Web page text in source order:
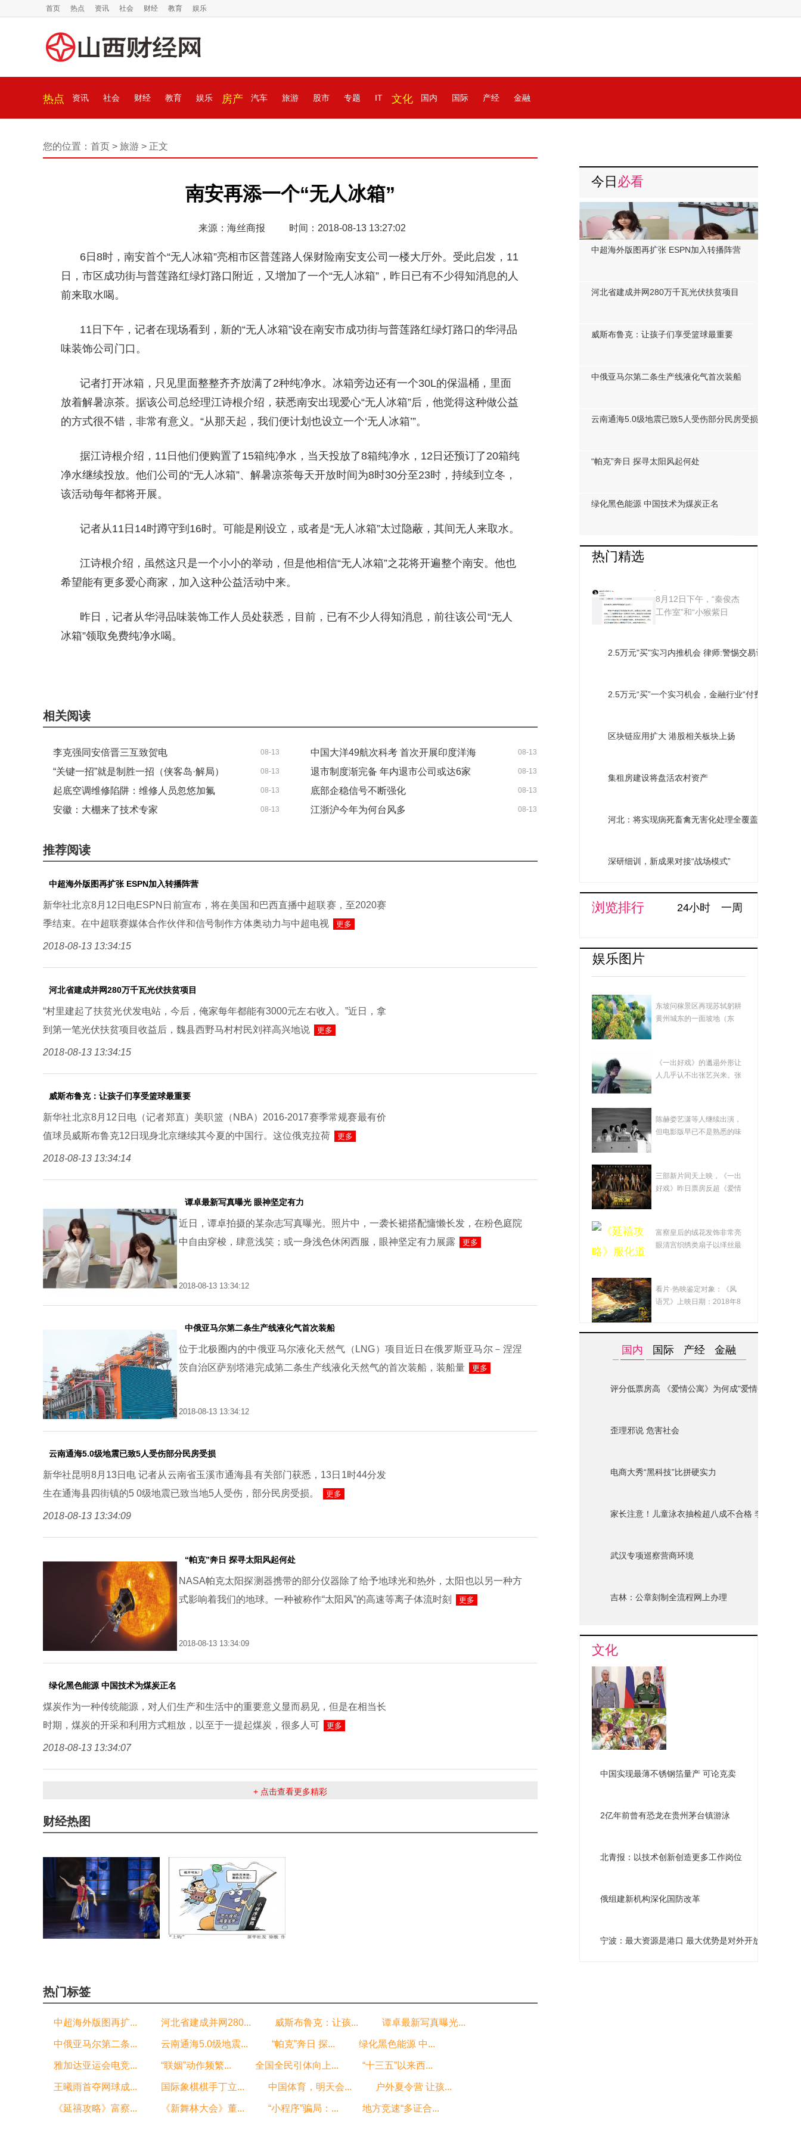
首页 热点 资讯 社会 财经 教育 娱乐
热点 资讯 社会 财经 教育 娱乐 房产 汽车 旅游 股市 专题 IT 文化 国内 国际 产经 金融
您的位置： 首页 > 旅游 > 正文
南安再添一个“无人冰箱”
来源：海丝商报 时间：2018-08-13 13:27:02
6日8时，南安首个“无人冰箱”亮相市区普莲路人保财险南安支公司一楼大厅外。受此启发，11
日，市区成功街与普莲路红绿灯路口附近，又增加了一个“无人冰箱”，昨日已有不少得知消息的人
前来取水喝。
11日下午，记者在现场看到，新的“无人冰箱”设在南安市成功街与普莲路红绿灯路口的华浔品
味装饰公司门口。
记者打开冰箱，只见里面整整齐齐放满了2种纯净水。冰箱旁边还有一个30L的保温桶，里面
放着解暑凉茶。据该公司总经理江诗根介绍，获悉南安出现爱心“无人冰箱”后，他觉得这种做公益
的方式很不错，非常有意义。“从那天起，我们便计划也设立一个‘无人冰箱’”。
据江诗根介绍，11日他们便购置了15箱纯净水，当天投放了8箱纯净水，12日还预订了20箱纯
净水继续投放。他们公司的“无人冰箱”、解暑凉茶每天开放时间为8时30分至23时，持续到立冬，
该活动每年都将开展。
记者从11日14时蹲守到16时。可能是刚设立，或者是“无人冰箱”太过隐蔽，其间无人来取水。
江诗根介绍，虽然这只是一个小小的举动，但是他相信“无人冰箱”之花将开遍整个南安。他也
希望能有更多爱心商家，加入这种公益活动中来。
昨日，记者从华浔品味装饰工作人员处获悉，目前，已有不少人得知消息，前往该公司“无人
冰箱”领取免费纯净水喝。
相关阅读
李克强同安倍晋三互致贺电 08-13
中国大洋49航次科考 首次开展印度洋海
域微塑料调查
08-13
“关键一招”就是制胜一招（侠客岛·解局） 08-13 退市制度渐完备 年内退市公司或达6家 08-13
起底空调维修陷阱：维修人员忽悠加氟
可能在骗钱
08-13 底部企稳信号不断强化 08-13
安徽：大棚来了技术专家 08-13 江浙沪今年为何台风多 08-13
推荐阅读
中超海外版图再扩张 ESPN加入转播阵营
新华社北京8月12日电ESPN日前宣布，将在美国和巴西直播中超联赛，至2020赛
季结束。在中超联赛媒体合作伙伴和信号制作方体奥动力与中超电视
更多
2018-08-13 13:34:15
河北省建成并网280万千瓦光伏扶贫项目
“村里建起了扶贫光伏发电站，今后，俺家每年都能有3000元左右收入。”近日，拿
到第一笔光伏扶贫项目收益后，魏县西野马村村民刘祥高兴地说
更多
2018-08-13 13:34:15
威斯布鲁克：让孩子们享受篮球最重要
新华社北京8月12日电（记者郑直）美职篮（NBA）2016-2017赛季常规赛最有价
值球员威斯布鲁克12日现身北京继续其今夏的中国行。这位俄克拉荷
更多
2018-08-13 13:34:14
谭卓最新写真曝光 眼神坚定有力
近日，谭卓拍摄的某杂志写真曝光。照片中，一袭长裙搭配慵懒长发，在粉色庭院
中自由穿梭，肆意浅笑；或一身浅色休闲西服，眼神坚定有力展露
更多
2018-08-13 13:34:12
中俄亚马尔第二条生产线液化气首次装船
位于北极圈内的中俄亚马尔液化天然气（LNG）项目近日在俄罗斯亚马尔－涅涅
茨自治区萨别塔港完成第二条生产线液化天然气的首次装船，装船量
更多
2018-08-13 13:34:12
云南通海5.0级地震已致5人受伤部分民房受损
新华社昆明8月13日电 记者从云南省玉溪市通海县有关部门获悉，13日1时44分发
生在通海县四街镇的5 0级地震已致当地5人受伤，部分民房受损。
更多
2018-08-13 13:34:09
“帕克”奔日 探寻太阳风起何处
NASA帕克太阳探测器携带的部分仪器除了给予地球光和热外，太阳也以另一种方
式影响着我们的地球。一种被称作“太阳风”的高速等离子体流时刻
更多
2018-08-13 13:34:09
绿化黑色能源 中国技术为煤炭正名
煤炭作为一种传统能源，对人们生产和生活中的重要意义显而易见，但是在相当长
时期，煤炭的开采和利用方式粗放，以至于一提起煤炭，很多人可
更多
2018-08-13 13:34:07
+ 点击查看更多精彩
财经热图
热门标签
中超海外版图再扩... 河北省建成并网280... 威斯布鲁克：让孩... 谭卓最新写真曝光...
中俄亚马尔第二条... 云南通海5.0级地震... “帕克”奔日 探... 绿化黑色能源 中...
雅加达亚运会电竞... “联姻”动作频繁... 全国全民引体向上... “十三五”以来西...
王曦雨首夺网球成... 国际象棋棋手丁立... 中国体育，明天会... 户外夏令营 让孩...
《延禧攻略》富察... 《新舞林大会》董... “小程序”骗局：... 地方竞速“多证合...
今日 必看
中超海外版图再扩张 ESPN加入转播阵营
河北省建成并网280万千瓦光伏扶贫项目
威斯布鲁克：让孩子们享受篮球最重要
中俄亚马尔第二条生产线液化气首次装船
云南通海5.0级地震已致5人受伤部分民房受损
“帕克”奔日 探寻太阳风起何处
绿化黑色能源 中国技术为煤炭正名
热门精选
回事？ 秦俊杰杨紫分
8月12日下午，“秦俊杰
工作室”和“小猴紫日
2.5万元"买"实习内推机会 律师:警惕交易诈骗
2.5万元“买”一个实习机会，金融行业“付费内推”疑点
区块链应用扩大 港股相关板块上扬
集租房建设将盘活农村资产
河北：将实现病死畜禽无害化处理全覆盖
深研细训，新成果对接“战场模式”
浏览排行 24小时 一周
娱乐图片
想曲
东坡问稼景区再现苏轼躬耕
黄州城东的一面坡地（东
教下 张艺兴奉献了"一
《一出好戏》的邋遢外形让
人几乎认不出张艺兴来。张
成"欺诈片" 凭口碑赚钱
陈赫娄艺潇等人继续出演，
但电影版早已不是熟悉的味
公寓" 观众批"挂羊头卖
三部新片同天上映，《一出
好戏》昨日票房反超《爱情
的"秘密" 透过热播剧感
富察皇后的绒花发饰非常亮
眼清宫织绣类扇子以缂丝最
瑜互见 值得鼓励
看片·热映鉴定对象：《风
语咒》上映日期：2018年8
国内 国际 产经 金融
评分低票房高 《爱情公寓》为何成"爱情公墓"？
歪理邪说 危害社会
电商大秀“黑科技”比拼硬实力
家长注意！儿童泳衣抽检超八成不合格 李宁迪士尼
武汉专项巡察营商环境
吉林：公章刻制全流程网上办理
文化
俄组建新机构深化国防改革
中国实现最薄不锈钢箔量产 可论克卖
2亿年前曾有恐龙在贵州茅台镇游泳
北青报：以技术创新创造更多工作岗位
俄组建新机构深化国防改革
宁波：最大资源是港口 最大优势是对外开放